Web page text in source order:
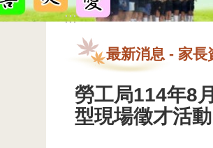
:::
最新消息 - 家長
勞工局114年8
型現場徵才活